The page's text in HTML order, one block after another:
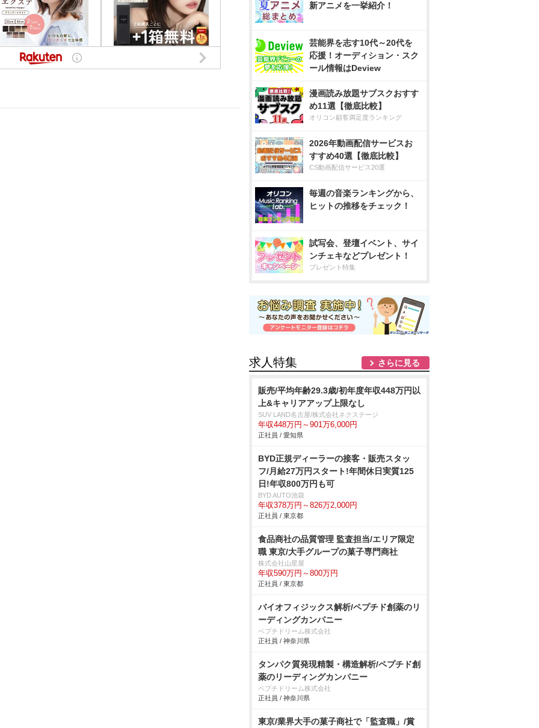
新アニメを一挙紹介！
芸能界を志す10代～20代を
応援！オーディション・スク
ール情報はDeview
漫画読み放題サブスクおすす
め11選【徹底比較】
オリコン顧客満足度ランキング
2026年動画配信サービスお
すすめ40選【徹底比較】
CS動画配信サービス20選
毎週の音楽ランキングから、
ヒットの推移をチェック！
試写会、登壇イベント、サイ
ンチェキなどプレゼント！
プレゼント特集
求人特集 さらに見る
販売/平均年齢29.3歳/初年度年収448万円以
上&キャリアアップ上限なし
SUV LAND名古屋/株式会社ネクステージ
年収448万円～901万6,000円
正社員 / 愛知県
BYD正規ディーラーの接客・販売スタッ
フ/月給27万円スタート!年間休日実質125
日!年収800万円も可
BYD AUTO池袋
年収378万円～826万2,000円
正社員 / 東京都
食品商社の品質管理 監査担当/エリア限定
職 東京/大手グループの菓子専門商社
株式会社山星屋
年収590万円～800万円
正社員 / 東京都
バイオフィジックス解析/ペプチド創薬のリ
ーディングカンパニー
ペプチドリーム株式会社
正社員 / 神奈川県
タンパク質発現精製・構造解析/ペプチド創
薬のリーディングカンパニー
ペプチドリーム株式会社
正社員 / 神奈川県
東京/業界大手の菓子商社で「監査職」/賞